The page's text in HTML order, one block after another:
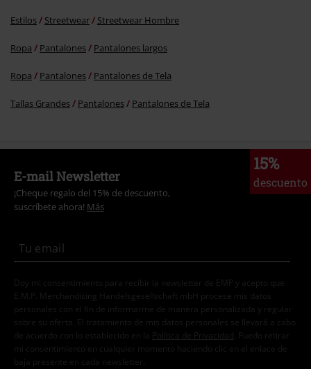
Estilos Streetwear Streetwear Hombre
Ropa Pantalones Pantalones largos
Ropa Pantalones Pantalones de Tela
Tallas Grandes Pantalones Pantalones de Tela
15%
descuento
E-mail Newsletter
¡Cheque regalo del 15% de descuento,
suscríbete ahora! Más
Doy mi consentimiento para recibir la newsletter de EMP y acepto que
E.M.P. Merchandising Handelsgesellschaft mbH procese mis datos
personales con el fin de informarme de manera personalizada y regular
sobre su oferta. El tratamiento de mis datos personales se llevará a cabo
de acuerdo con lo establecido en la
Política de Privacidad . Puedo retirar
mi consentimiento en cualquier momento haciendo clic en el enlace de
baja presente en cada newsletter.